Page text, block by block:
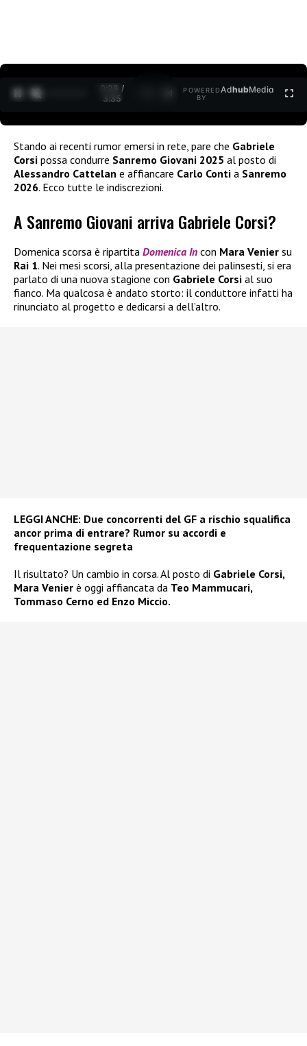
0:29 /
3:35
POWERED
BY
AdhubMedia
Stando ai recenti rumor emersi in rete, pare che Gabriele
Corsi possa condurre Sanremo Giovani 2025 al posto di
Alessandro Cattelan e affiancare Carlo Conti a Sanremo
2026. Ecco tutte le indiscrezioni.
A Sanremo Giovani arriva Gabriele Corsi?
Domenica scorsa è ripartita Domenica In con Mara Venier su
Rai 1. Nei mesi scorsi, alla presentazione dei palinsesti, si era
parlato di una nuova stagione con Gabriele Corsi al suo
fianco. Ma qualcosa è andato storto: il conduttore infatti ha
rinunciato al progetto e dedicarsi a dell’altro.
LEGGI ANCHE: Due concorrenti del GF a rischio squalifica
ancor prima di entrare? Rumor su accordi e
frequentazione segreta
Il risultato? Un cambio in corsa. Al posto di Gabriele Corsi,
Mara Venier è oggi affiancata da Teo Mammucari,
Tommaso Cerno ed Enzo Miccio.